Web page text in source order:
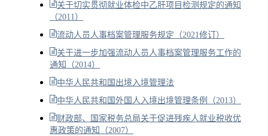
关于切实贯彻就业体检中乙肝项目检测规定的通知
（2011）
流动人员人事档案管理服务规定（2021修订）
关于进一步加强流动人员人事档案管理服务工作的
通知（2014）
中华人民共和国出境入境管理法
中华人民共和国外国人入境出境管理条例（2013）
财政部、国家税务总局关于促进残疾人就业税收优
惠政策的通知（2007）